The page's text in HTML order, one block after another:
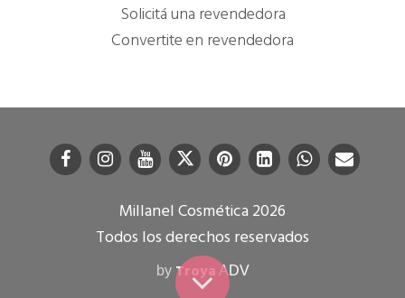
Solicitá una revendedora
Convertite en revendedora
Millanel Cosmética 2026
Todos los derechos reservados
by Troya ADV